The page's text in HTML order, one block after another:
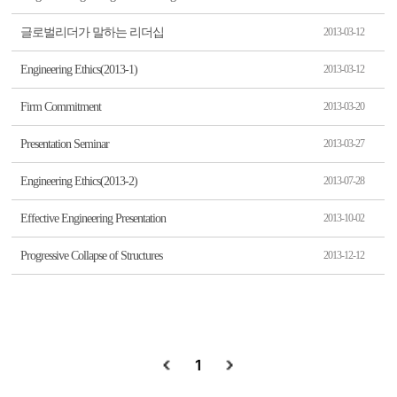
글로벌리더가 말하는 리더십 2013-03-12
Engineering Ethics(2013-1) 2013-03-12
Firm Commitment 2013-03-20
Presentation Seminar 2013-03-27
Engineering Ethics(2013-2) 2013-07-28
Effective Engineering Presentation 2013-10-02
Progressive Collapse of Structures 2013-12-12
1